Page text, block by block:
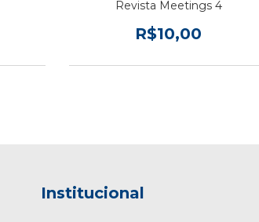
Revista Meetings 4
R$10,00
Institucional